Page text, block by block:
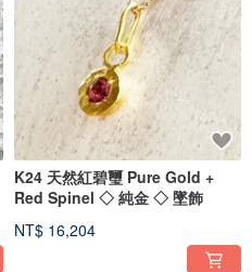
在芬蘭和英國舉辦的展覽）
K24 天然紅碧璽 Pure Gold +
Red Spinel ◇ 純金 ◇ 墜飾
NT$ 16,204